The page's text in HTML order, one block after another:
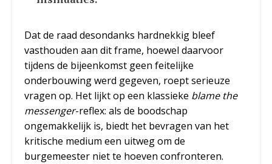
Dat de raad desondanks hardnekkig bleef
vasthouden aan dit frame, hoewel daarvoor
tijdens de bijeenkomst geen feitelijke
onderbouwing werd gegeven, roept serieuze
vragen op. Het lijkt op een klassieke blame the
messenger-reflex: als de boodschap
ongemakkelijk is, biedt het bevragen van het
kritische medium een uitweg om de
burgemeester niet te hoeven confronteren.